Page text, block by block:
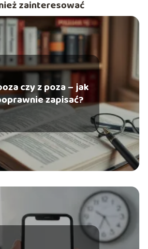
zainteresować
czy z poza – jak
zapisać?